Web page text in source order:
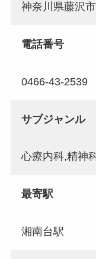
神奈川県藤沢
電話番号
0466-43-2539
サブジャンル
心療内科,精神
最寄駅
湘南台駅